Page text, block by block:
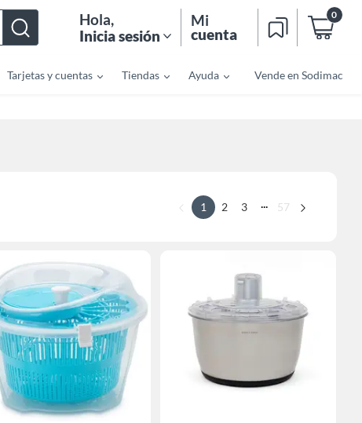
Hola,
Inicia sesión
Mi
cuenta
0
Tarjetas y cuentas Tiendas Ayuda Vende en Sodimac
1 2 3 ... 57